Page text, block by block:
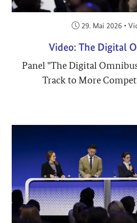
Veröffentlicht
29. Mai 2026 •
Video: The Digital
Panel "The Digital
Track to More